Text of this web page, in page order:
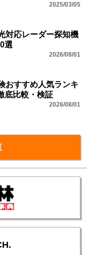
2026/08/01
20選｜アウトドアや
種
2025/06/04
／3列シートおすすめ
2025/03/05
対応レーダー探知機
おすすめ人気ランキ
底比較・検証